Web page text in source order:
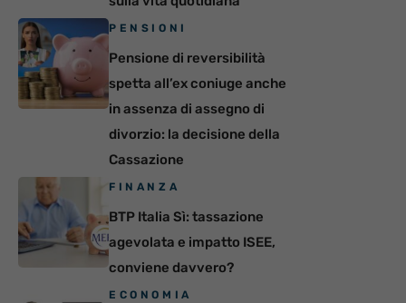
PENSIONI
Pensione di reversibilità
spetta all’ex coniuge anche
in assenza di assegno di
divorzio: la decisione della
Cassazione
FINANZA
BTP Italia Sì: tassazione
agevolata e impatto ISEE,
conviene davvero?
ECONOMIA